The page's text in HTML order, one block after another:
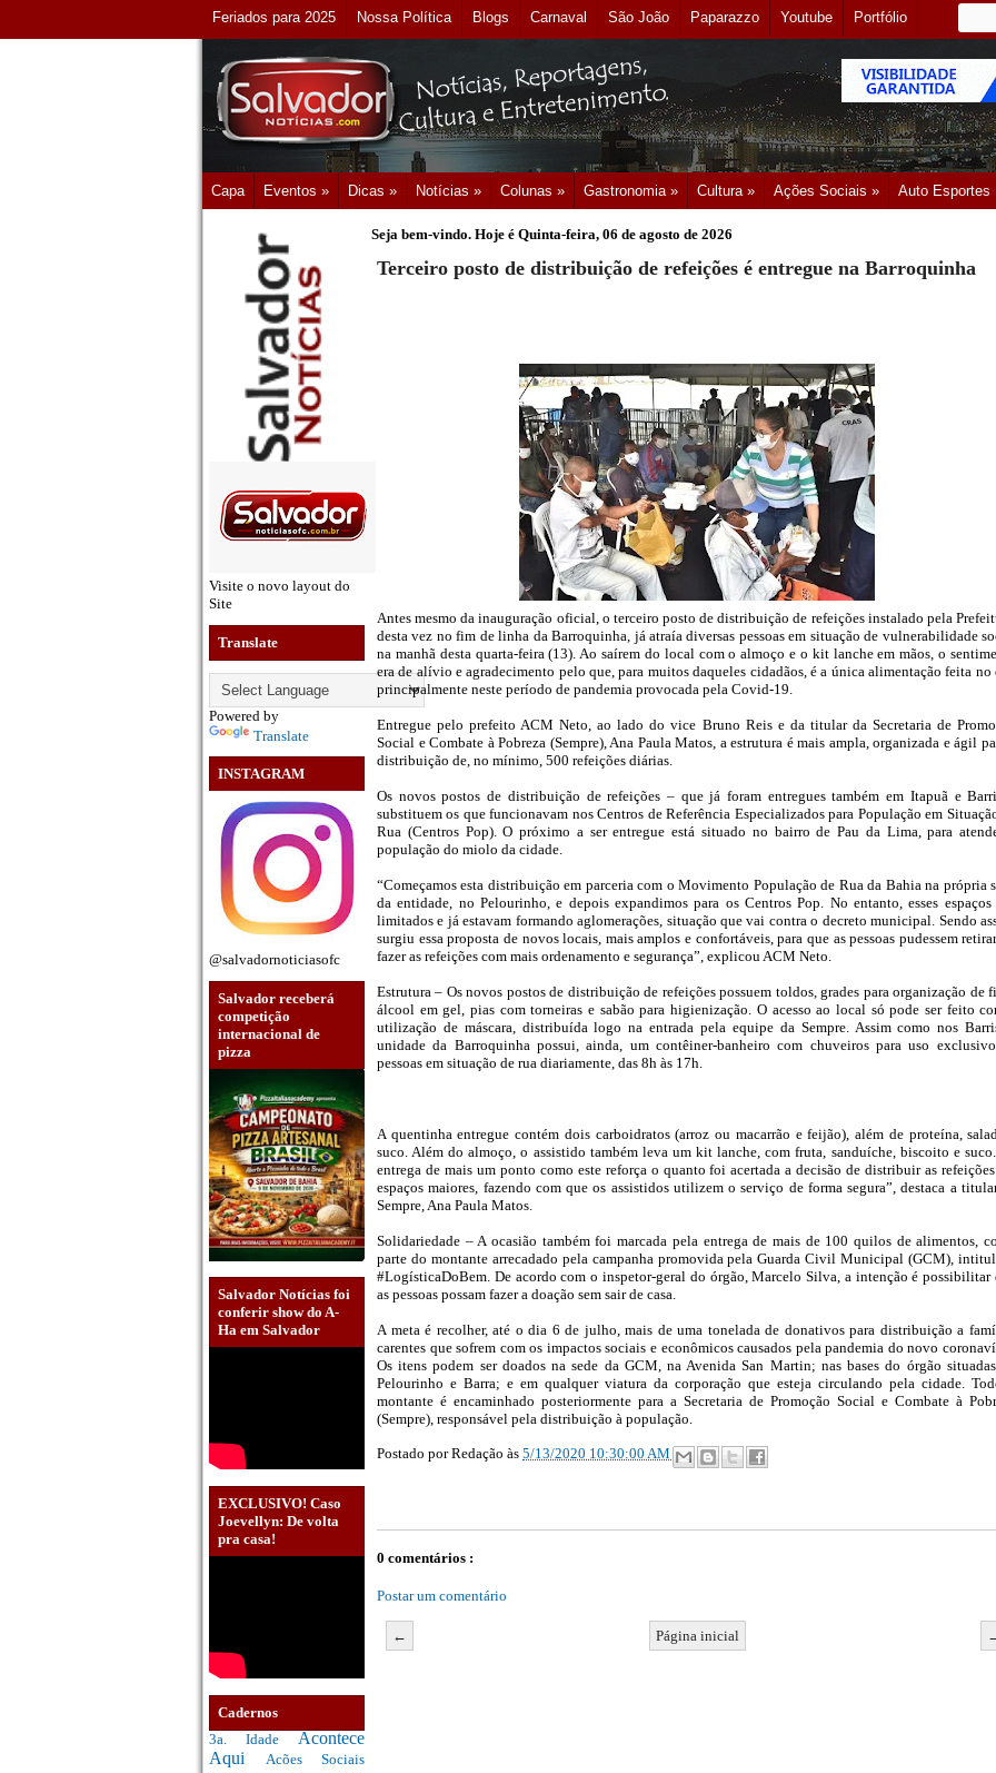
Feriados para 2025 Nossa Política Blogs Carnaval São João Paparazzo Youtube Portfólio
Capa Eventos » Dicas » Notícias » Colunas » Gastronomia » Cultura » Ações Sociais » Auto Esportes
Visite o novo layout do
Site
Translate
Powered by
Translate
INSTAGRAM
@salvadornoticiasofc
Salvador receberá
competição
internacional de
pizza
Salvador Notícias foi
conferir show do A-
Ha em Salvador
EXCLUSIVO! Caso
Joevellyn: De volta
pra casa!
Cadernos
3a. Idade Acontece
Aqui Acões Sociais
Seja bem-vindo. Hoje é Quinta-feira, 06 de agosto de 2026
Terceiro posto de distribuição de refeições é entregue na Barroquinha
Antes mesmo da inauguração oficial, o terceiro posto de distribuição de refeições instalado pela
desta vez no fim de linha da Barroquinha, já atraía diversas pessoas em situação de vulnerabilidade
na manhã desta quarta-feira (13). Ao saírem do local com o almoço e o kit lanche em mãos, o
era de alívio e agradecimento pelo que, para muitos daqueles cidadãos, é a única alimentação feita no
principalmente neste período de pandemia provocada pela Covid-19.
Entregue pelo prefeito ACM Neto, ao lado do vice Bruno Reis e da titular da Secretaria de
Social e Combate à Pobreza (Sempre), Ana Paula Matos, a estrutura é mais ampla, organizada e ágil
distribuição de, no mínimo, 500 refeições diárias.
Os novos postos de distribuição de refeições – que já foram entregues também em Itapuã e
substituem os que funcionavam nos Centros de Referência Especializados para População em
Rua (Centros Pop). O próximo a ser entregue está situado no bairro de Pau da Lima, para
população do miolo da cidade.
“Começamos esta distribuição em parceria com o Movimento População de Rua da Bahia na própria
da entidade, no Pelourinho, e depois expandimos para os Centros Pop. No entanto, esses espaços
limitados e já estavam formando aglomerações, situação que vai contra o decreto municipal. Sendo
surgiu essa proposta de novos locais, mais amplos e confortáveis, para que as pessoas pudessem
fazer as refeições com mais ordenamento e segurança”, explicou ACM Neto.
Estrutura – Os novos postos de distribuição de refeições possuem toldos, grades para organização de
álcool em gel, pias com torneiras e sabão para higienização. O acesso ao local só pode ser feito
utilização de máscara, distribuída logo na entrada pela equipe da Sempre. Assim como nos
unidade da Barroquinha possui, ainda, um contêiner-banheiro com chuveiros para uso
pessoas em situação de rua diariamente, das 8h às 17h.
A quentinha entregue contém dois carboidratos (arroz ou macarrão e feijão), além de proteína,
suco. Além do almoço, o assistido também leva um kit lanche, com fruta, sanduíche, biscoito e
entrega de mais um ponto como este reforça o quanto foi acertada a decisão de distribuir as
espaços maiores, fazendo com que os assistidos utilizem o serviço de forma segura”, destaca a
Sempre, Ana Paula Matos.
Solidariedade – A ocasião também foi marcada pela entrega de mais de 100 quilos de alimentos,
parte do montante arrecadado pela campanha promovida pela Guarda Civil Municipal (GCM),
#LogísticaDoBem. De acordo com o inspetor-geral do órgão, Marcelo Silva, a intenção é possibilitar
as pessoas possam fazer a doação sem sair de casa.
A meta é recolher, até o dia 6 de julho, mais de uma tonelada de donativos para distribuição a
carentes que sofrem com os impactos sociais e econômicos causados pela pandemia do novo
Os itens podem ser doados na sede da GCM, na Avenida San Martin; nas bases do órgão
Pelourinho e Barra; e em qualquer viatura da corporação que esteja circulando pela cidade.
montante é encaminhado posteriormente para a Secretaria de Promoção Social e Combate à
(Sempre), responsável pela distribuição à população.
Postado porRedação às 5/13/2020 10:30:00 AM
0 comentários :
Postar um comentário
← Página inicial